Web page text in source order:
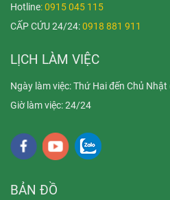
Hotline: 0915 045 115
CẤP CỨU 24/24:0918 881 911
LỊCH LÀM VIỆC
Ngày làm việc: Thứ Hai đến Chủ
Giờ làm việc: 24/24
BẢN ĐỒ